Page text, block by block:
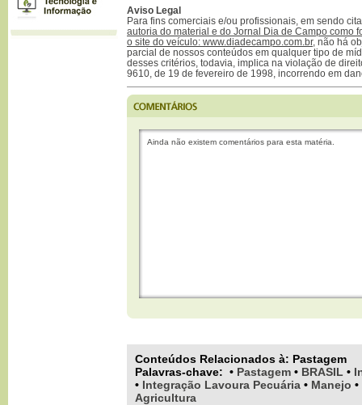
Aviso Legal
Para fins comerciais e/ou profissionais, em sendo
autoria do material e do Jornal Dia de Campo como
o site do veículo: www.diadecampo.com.br, não há
parcial de nossos conteúdos em qualquer tipo de
desses critérios, todavia, implica na violação de
9610, de 19 de fevereiro de 1998, incorrendo em
Ainda não existem comentários para esta matéria.
Conteúdos Relacionados à: Pastagem
Palavras-chave: • Pastagem • BRASIL •
• Integração Lavoura Pecuária • Manejo •
Agricultura